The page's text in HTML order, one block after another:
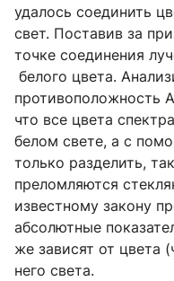
удалось соединить
свет. Поставив за
точке соединения
белого цвета.
противоположность
что все цвета
белом свете, а с
только разделить,
преломляются
известному закону
абсолютные
же зависят от цвета
него света.